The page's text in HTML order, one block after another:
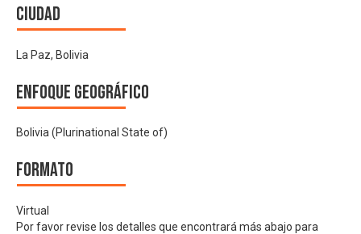
Ciudad
La Paz, Bolivia
Enfoque geográfico
Bolivia (Plurinational State of)
Formato
Virtual
Por favor revise los detalles que encontrará más abajo para